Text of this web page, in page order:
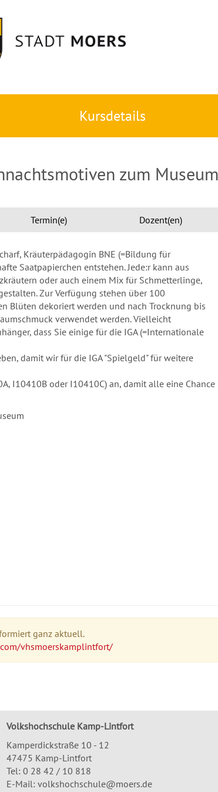
Kursdetails
zum
Termin(e) Dozent(en)
Kräuterpädagogin BNE (=Bildung für
Saatpapierchen entstehen. Jede:r kann aus
oder auch einem Mix für Schmetterlinge,
Zur Verfügung stehen über 100
Blüten dekoriert werden und nach Trocknung bis
verwendet werden. Vielleicht
dass Sie einige für die IGA (=Internationale
damit wir für die IGA "Spielgeld" für weitere
I10410B oder I10410C) an, damit alle eine Chance
ganz aktuell.
vhsmoerskamplintfort/
Volkshochschule Kamp-Lintfort
Kamperdickstraße 10 - 12
47475 Kamp-Lintfort
Tel: 0 28 42 / 10 818
E-Mail: volkshochschule@moers.de